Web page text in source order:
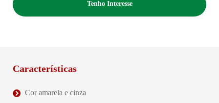
Tenho Interesse
Características
Cor amarela e cinza